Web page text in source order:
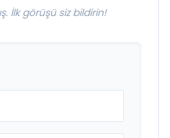
İlk görüşü siz bildirin!